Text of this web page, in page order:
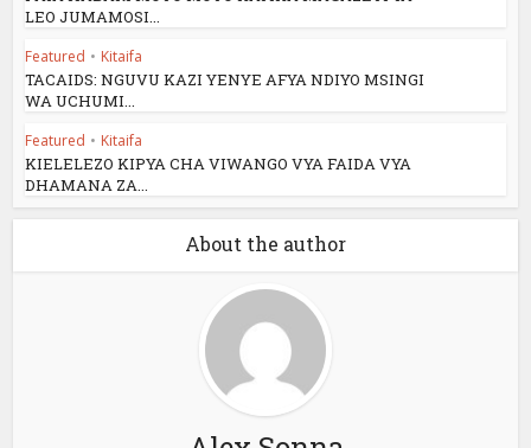
LEO JUMAMOSI...
Featured • Kitaifa
TACAIDS: NGUVU KAZI YENYE AFYA NDIYO MSINGI
WA UCHUMI...
Featured • Kitaifa
KIELELEZO KIPYA CHA VIWANGO VYA FAIDA VYA
DHAMANA ZA...
About the author